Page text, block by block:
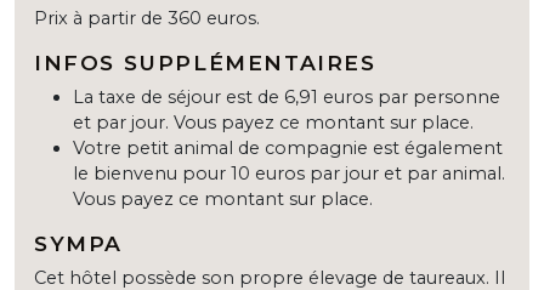
Prix à partir de 360 euros.
INFOS SUPPLÉMENTAIRES
La taxe de séjour est de 6,91 euros par personne
et par jour. Vous payez ce montant sur place.
Votre petit animal de compagnie est également
le bienvenu pour 10 euros par jour et par animal.
Vous payez ce montant sur place.
SYMPA
Cet hôtel possède son propre élevage de taureaux. Il